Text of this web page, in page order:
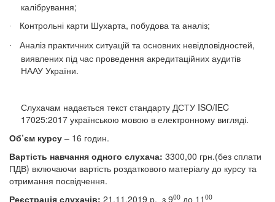
калібрування;
· Контрольні карти Шухарта, побудова та аналіз;
· Аналіз практичних ситуацій та основних невідповідностей,
виявлених під час проведення акредитаційних аудитів
НААУ України.
Слухачам надається текст стандарту ДСТУ ISO/IEC
17025:2017 українською мовою в електронному вигляді.
Об’єм курсу – 16 годин.
Вартість навчання одного слухача: 3300,00 грн.(без сплати
ПДВ) включаючи вартість роздаткового матеріалу до курсу та
отримання посвідчення.
Реєстрація слухачів: 21.11.2019 р. з 900 до 11 00